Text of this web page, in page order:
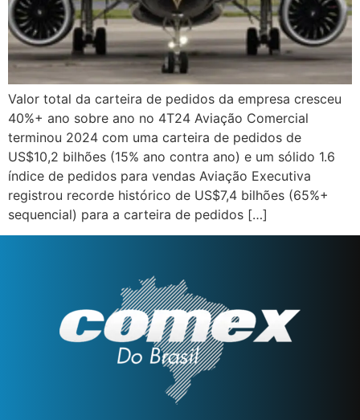
Valor total da carteira de pedidos da empresa cresceu
40%+ ano sobre ano no 4T24 Aviação Comercial
terminou 2024 com uma carteira de pedidos de
US$10,2 bilhões (15% ano contra ano) e um sólido 1.6
índice de pedidos para vendas Aviação Executiva
registrou recorde histórico de US$7,4 bilhões (65%+
sequencial) para a carteira de pedidos […]